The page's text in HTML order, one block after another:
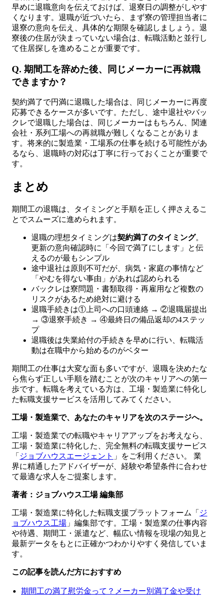
早めに退職意向を伝えておけば、退寮日の調整がしやす
くなります。退職が近づいたら、まず寮の管理担当者に
退寮の意向を伝え、具体的な期限を確認しましょう。退
寮後の住居が決まっていない場合は、転職活動と並行し
て住居探しを進めることが重要です。
Q. 期間工を辞めた後、同じメーカーに再就職
できますか？
契約満了で円満に退職した場合は、同じメーカーに再度
応募できるケースが多いです。ただし、途中退社やバッ
クレで退職した場合は、同じメーカーはもちろん、関連
会社・系列工場への再就職が難しくなることがありま
す。将来的に製造業・工場系の仕事を続ける可能性があ
るなら、退職時の対応は丁寧に行っておくことが重要で
す。
まとめ
期間工の退職は、タイミングと手順を正しく押さえるこ
とでスムーズに進められます。
退職の理想タイミングは契約満了のタイミング。
更新の意向確認時に「今回で満了にします」と伝
えるのが最もシンプル
途中退社は原則不可だが、病気・家庭の事情など
「やむを得ない事由」があれば認められる
バックレは寮問題・書類取得・再雇用など複数の
リスクがあるため絶対に避ける
退職手続きは①上司への口頭連絡 → ②退職届提出
→ ③退寮手続き → ④最終日の備品返却の4ステッ
プ
退職後は失業給付の手続きを早めに行い、転職活
動は在職中から始めるのがベター
期間工の仕事は大変な面も多いですが、退職を決めたな
ら焦らず正しい手順を踏むことが次のキャリアへの第一
歩です。転職を考えている方は、工場・製造業に特化し
た転職支援サービスを活用してみてください。
工場・製造業で、あなたのキャリアを次のステージへ。
工場・製造業での転職やキャリアアップをお考えなら、
工場・製造業に特化した、完全無料の転職支援サービス
「 ジョブハウスエージェント 」をご利用ください。 業
界に精通したアドバイザーが、経験や希望条件に合わせ
て最適な求人をご提案します。
著者：ジョブハウス工場 編集部
工場・製造業に特化した転職支援プラットフォーム「 ジ
ョブハウス工場 」編集部です。工場・製造業の仕事内容
や待遇、期間工・派遣など、幅広い情報を現場の知見と
最新データをもとに正確かつわかりやすく発信していま
す。
この記事を読んだ方におすすめ
期間工の満了慰労金って？メーカー別満了金や受け